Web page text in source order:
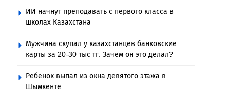
ИИ начнут преподавать с первого класса в
школах Казахстана
Мужчина скупал у казахстанцев банковские
карты за 20-30 тыс тг. Зачем он это делал?
Ребенок выпал из окна девятого этажа в
Шымкенте